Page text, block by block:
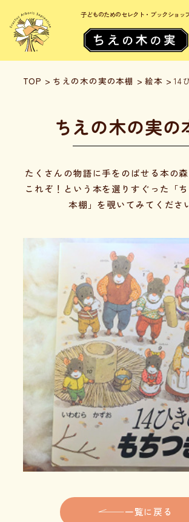
子どものためのセレクト・ブックショッ
TOP > ちえの木の実の本棚 > 絵本 > 14
ちえの木の実の
たくさんの物語に手をのばせる本の森
これぞ！という本を選りすぐった「
本棚」を覗いてみてくださ
一覧に戻る